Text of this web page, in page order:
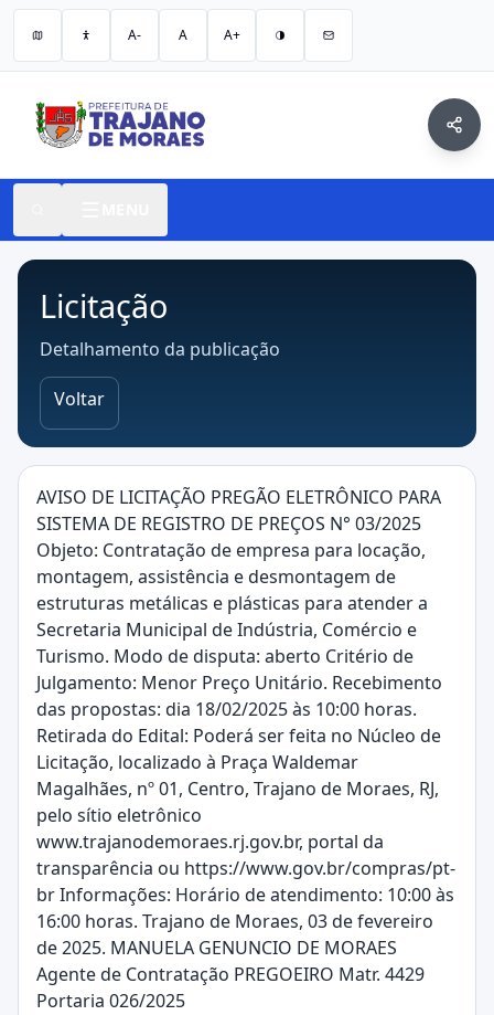
A- A A+
Licitação
Detalhamento da publicação
Voltar
AVISO DE LICITAÇÃO PREGÃO ELETRÔNICO PARA
SISTEMA DE REGISTRO DE PREÇOS N° 03/2025
Objeto: Contratação de empresa para locação,
montagem, assistência e desmontagem de
estruturas metálicas e plásticas para atender a
Secretaria Municipal de Indústria, Comércio e
Turismo. Modo de disputa: aberto Critério de
Julgamento: Menor Preço Unitário. Recebimento
das propostas: dia 18/02/2025 às 10:00 horas.
Retirada do Edital: Poderá ser feita no Núcleo de
Licitação, localizado à Praça Waldemar
Magalhães, nº 01, Centro, Trajano de Moraes, RJ,
pelo sítio eletrônico
www.trajanodemoraes.rj.gov.br, portal da
transparência ou https://www.gov.br/compras/pt-
br Informações: Horário de atendimento: 10:00 às
16:00 horas. Trajano de Moraes, 03 de fevereiro
de 2025. MANUELA GENUNCIO DE MORAES
Agente de Contratação PREGOEIRO Matr. 4429
Portaria 026/2025